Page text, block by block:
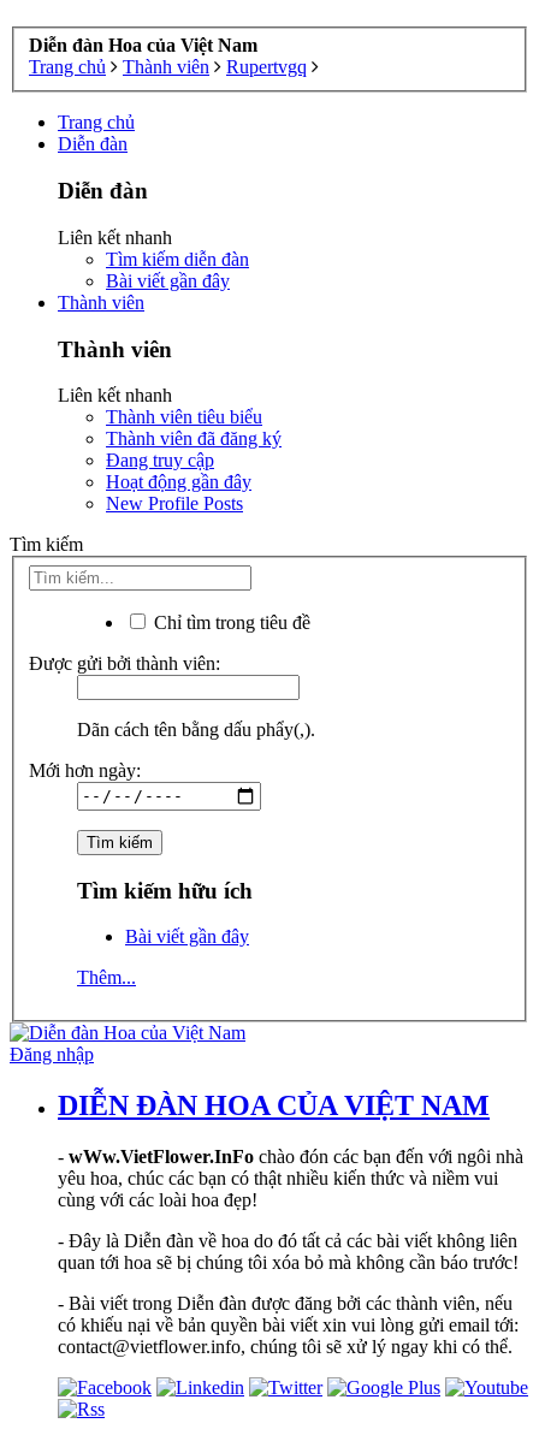
Diễn đàn Hoa của Việt Nam
Trang chủ
Thành viên Rupertvgq
Trang chủ
Diễn đàn
Diễn đàn
Liên kết nhanh
Tìm kiếm diễn đàn
Bài viết gần đây
Thành viên
Thành viên
Liên kết nhanh
Thành viên tiêu biểu
Thành viên đã đăng ký
Đang truy cập
Hoạt động gần đây
New Profile Posts
Tìm kiếm
Chỉ tìm trong tiêu đề
Được gửi bởi thành viên:
Dãn cách tên bằng dấu phẩy(,).
Mới hơn ngày:
Tìm kiếm hữu ích
Bài viết gần đây
Thêm...
Đăng nhập
DIỄN ĐÀN HOA CỦA VIỆT NAM
- wWw.VietFlower.InFo chào đón các bạn đến với ngôi nhà
yêu hoa, chúc các bạn có thật nhiều kiến thức và niềm vui
cùng với các loài hoa đẹp!
- Đây là Diễn đàn về hoa do đó tất cả các bài viết không liên
quan tới hoa sẽ bị chúng tôi xóa bỏ mà không cần báo trước!
- Bài viết trong Diễn đàn được đăng bởi các thành viên, nếu
có khiếu nại về bản quyền bài viết xin vui lòng gửi email tới:
contact@vietflower.info, chúng tôi sẽ xử lý ngay khi có thể.